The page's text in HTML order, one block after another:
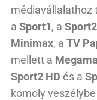
médiavállalathoz
a Sport1, a Sport2
Minimax, a TV
mellett a
Sport2 HD és a
komoly